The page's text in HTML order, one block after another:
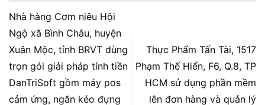
Nhà hàng Cơm niêu Hội
Ngộ xã Bình Châu, huyện
Xuân Mộc, tỉnh BRVT dùng
trọn gói giải pháp tính tiền
DanTriSoft gồm máy pos
cảm ứng, ngăn kéo đựng
Thực Phẩm Tấn Tài, 1517
Phạm Thế Hiển, F6, Q.8, TP
HCM sử dụng phần mềm
lên đơn hàng và quản lý